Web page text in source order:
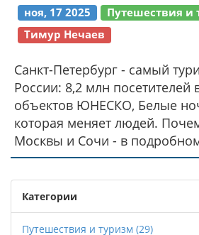
ноя, 17 2025
Путешествия и
Тимур Нечаев
Санкт-Петербург - самый
России: 8,2 млн посетителей
объектов ЮНЕСКО, Белые
которая меняет людей.
Москвы и Сочи - в
Категории
Путешествия и туризм (29)